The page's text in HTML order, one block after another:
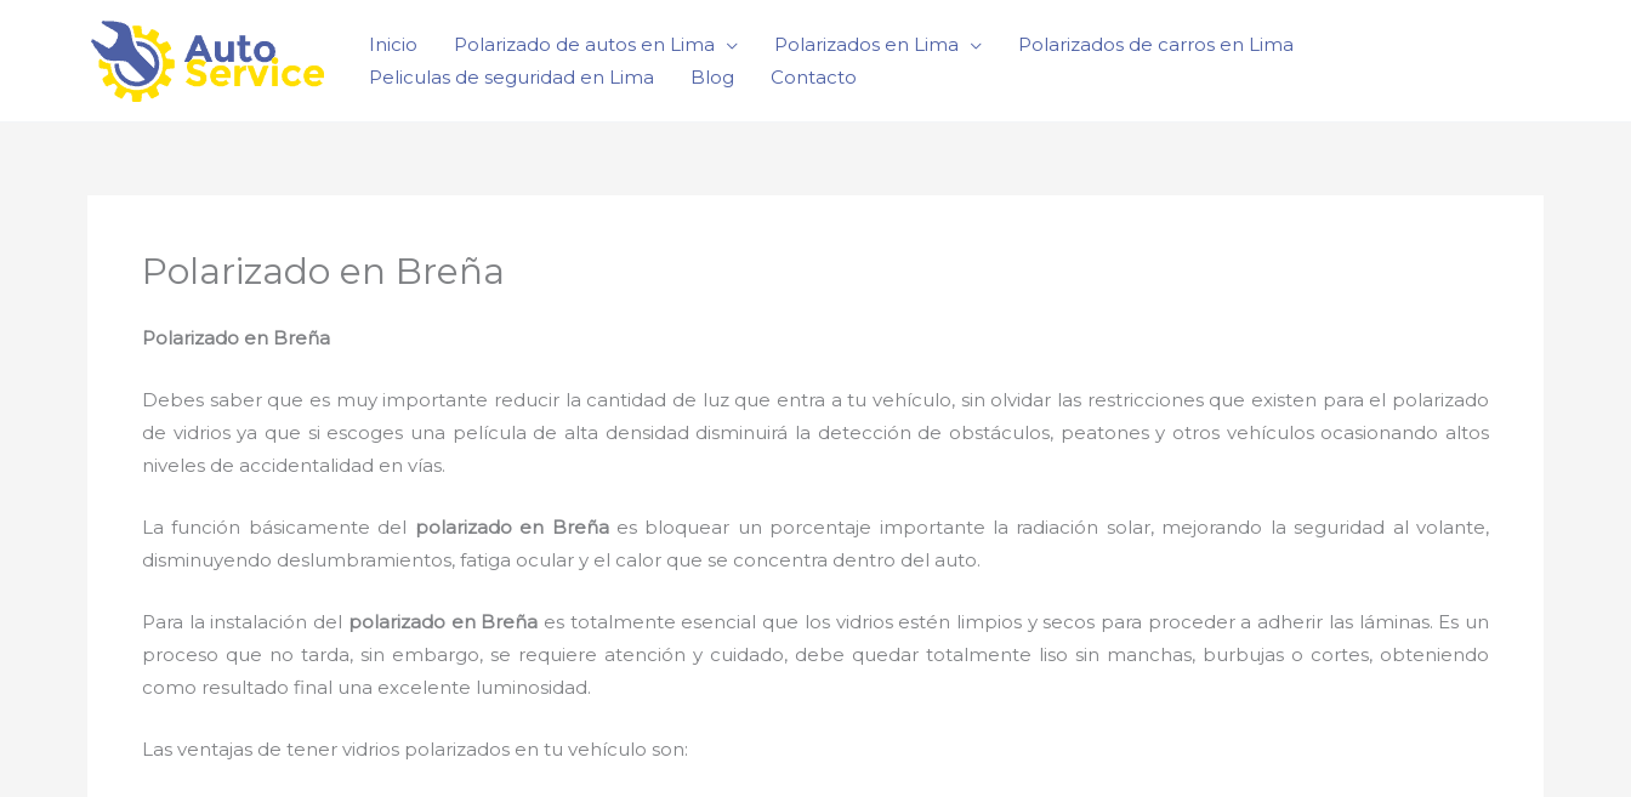
Inicio Polarizado de autos en Lima Polarizados en Lima
Polarizados de carros en Lima
Peliculas de seguridad en Lima
Blog Contacto
Polarizado en Breña
Polarizado en Breña
Debes saber que es muy importante reducir la cantidad de luz que entra a tu vehículo, sin olvidar las restricciones que existen para el polarizado
de vidrios ya que si escoges una película de alta densidad disminuirá la detección de obstáculos, peatones y otros vehículos ocasionando altos
niveles de accidentalidad en vías.
La función básicamente del polarizado en Breña es bloquear un porcentaje importante la radiación solar, mejorando la seguridad al volante,
disminuyendo deslumbramientos, fatiga ocular y el calor que se concentra dentro del auto.
Para la instalación del polarizado en Breña estotalmente esencial que los vidrios estén limpios y secos para proceder a adherir las láminas. Es un
proceso que no tarda, sin embargo, se requiere atención y cuidado, debe quedar totalmente liso sin manchas, burbujas o cortes, obteniendo
como resultado final una excelente luminosidad.
Las ventajas de tener vidrios polarizados en tu vehículo son: